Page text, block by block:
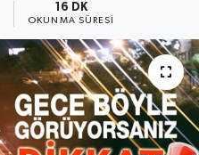
16 DK
OKUNMA SÜRESI